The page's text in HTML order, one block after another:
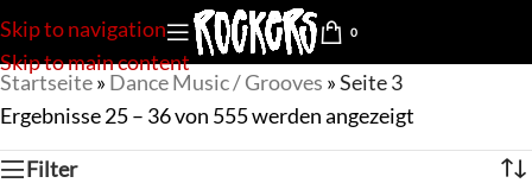
Skip to navigation
Skip to main content
0
Startseite» Dance Music / Grooves »Seite 3
Ergebnisse 25 – 36 von 555 werden angezeigt
Filter